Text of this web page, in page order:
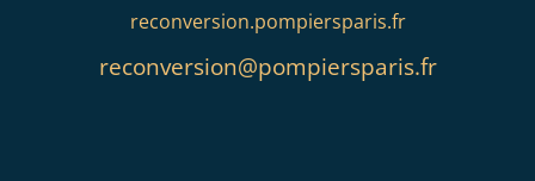
reconversion.pompiersparis.fr
reconversion@pompiersparis.fr